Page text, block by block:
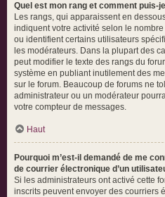
Quel est mon rang et comment puis-
Les rangs, qui apparaissent en
indiquent votre activité selon le
ou identifient certains utilisateurs
les modérateurs. Dans la plupart des
peut modifier le texte des rangs du
système en publiant inutilement des
sur le forum. Beaucoup de forums ne
administrateur ou un modérateur
votre compteur de messages.
Haut
Pourquoi m’est-il demandé de me
de courrier électronique d’un
Si les administrateurs ont activé cette
inscrits peuvent envoyer des courriers